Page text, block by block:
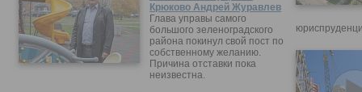
Крюково Андрей Журавлев
Глава управы самого
большого зеленоградского
района покинул свой пост по
собственному желанию.
Причина отставки пока
неизвестна.